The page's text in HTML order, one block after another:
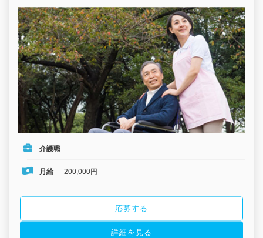
介護職
月給 200,000円
応募する
詳細を見る